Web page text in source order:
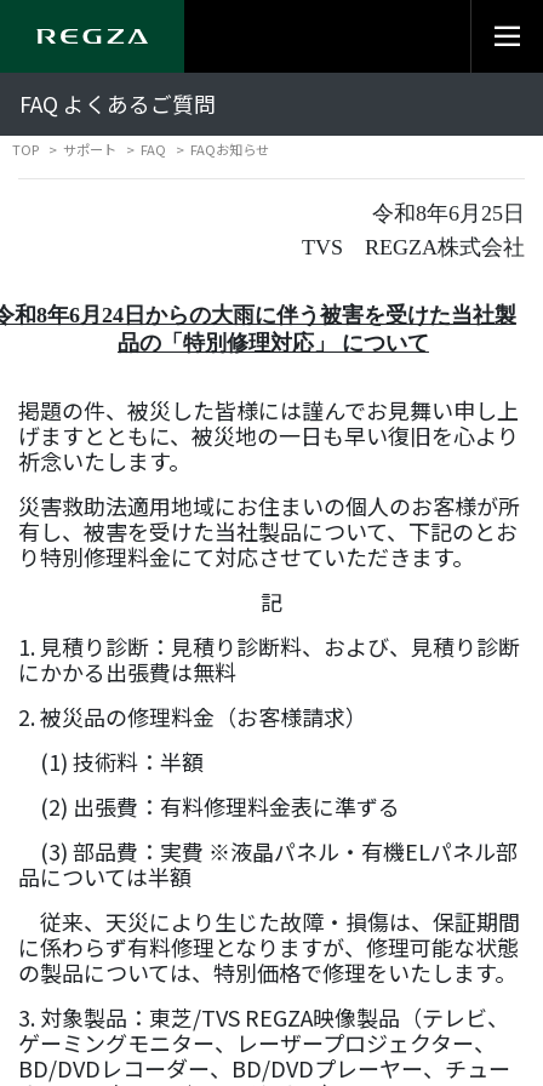
FAQ よくあるご質問
TOP サポート FAQ FAQお知らせ
令和8年6月25日
TVS REGZA株式会社
和8年6月24日からの大雨に伴う被害を受けた当社製
品の「特別修理対応」 について
掲題の件、被災した皆様には謹んでお見舞い申し上
げますとともに、被災地の一日も早い復旧を心より
祈念いたします。
災害救助法適用地域にお住まいの個人のお客様が所
有し、被害を受けた当社製品について、下記のとお
り特別修理料金にて対応させていただきます。
記
1. 見積り診断：見積り診断料、および、見積り診断
にかかる出張費は無料
2. 被災品の修理料金（お客様請求）
(1) 技術料：半額
(2) 出張費： 有料修理料金表に準ずる
(3) 部品費 ： 実費 ※液晶パネル・有機ELパネル部
品については半額
従来、天災により生じた故障・損傷は、保証期間
に係わらず有料修理となりますが、修理可能な状態
の製品については、 特別価格で修理をいたします。
3. 対象製品：東芝/TVS REGZA映像製品（テレビ、
ゲーミングモニター、レーザープロジェクター、
BD/DVDレコーダー、BD/DVDプレーヤー、チュー